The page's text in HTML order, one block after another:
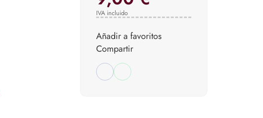
IVA incluido
Añadir a favoritos
Compartir